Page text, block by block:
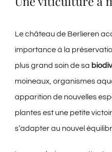
Le château de Berlieren
importance à la
plus grand soin de sa
moineaux, organismes
apparition de nouvelles
plantes est une petite
s’adapter au nouvel